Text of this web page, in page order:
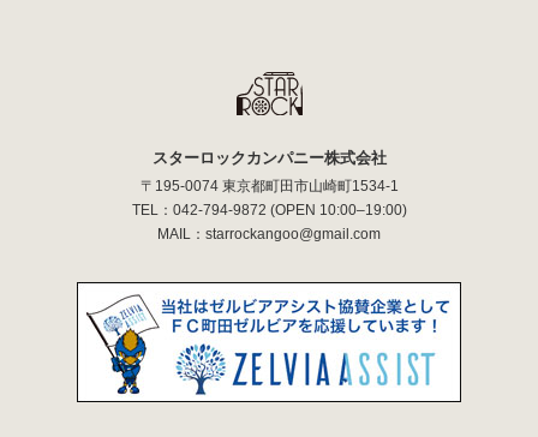
スターロックカンパニー株式会社
〒195-0074 東京都町田市山崎町1534-1
TEL： 042-794-9872 (OPEN 10:00–19:00)
MAIL： starrockangoo@gmail.com